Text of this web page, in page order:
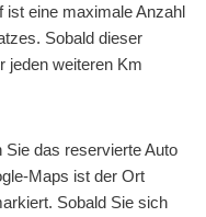
ist eine maximale Anzahl
Sobald dieser
jeden weiteren Km
Sie das reservierte Auto
Maps ist der Ort
Sobald Sie sich